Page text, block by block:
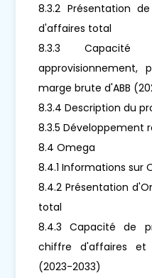
8.3.2 Présentation
d'affaires total
8.3.3
marge brute d'ABB
8.3.4 Description du
8.3.5 Développement
8.4 Omega
8.4.1 Informations sur
8.4.2 Présentation
total
8.4.3 Capacité de
chiffre d'affaires et
(2023-2033)